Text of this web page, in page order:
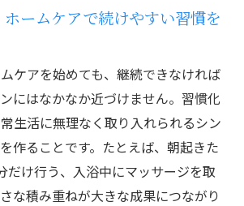
ームケアで続けやすい習慣を
ケアを始めても、継続できなければ
にはなかなか近づけません。習慣化
生活に無理なく取り入れられるシン
作ることです。たとえば、朝起きた
だけ行う、入浴中にマッサージを取
な積み重ねが大きな成果につながり